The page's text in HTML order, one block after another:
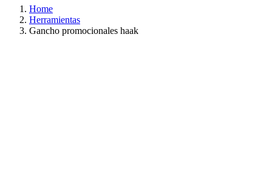
Home
Herramientas
Gancho promocionales haak